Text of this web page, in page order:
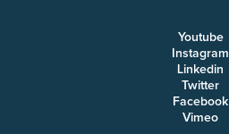
Youtube
Instagram
Linkedin
Twitter
Facebook
Vimeo